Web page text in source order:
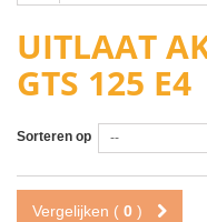
Uitlaat Akrapovic Vespa
UITLAAT
GTS 125 E4
Sorteren op --
Vergelijken ( 0 )